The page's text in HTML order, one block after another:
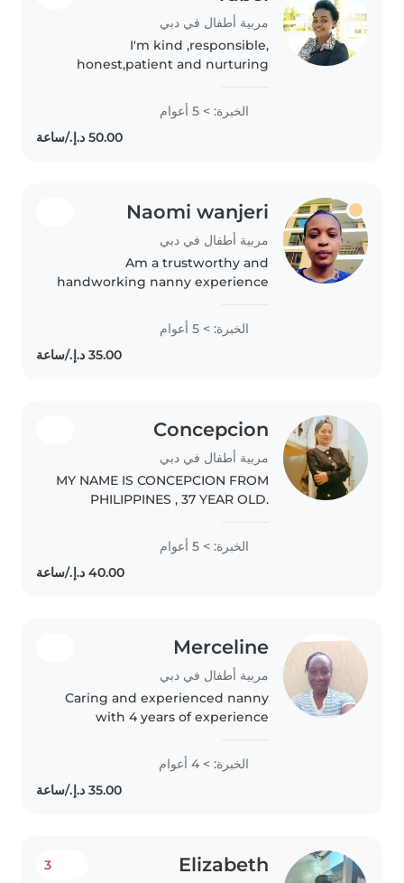
مربية أطفال في دبي
I'm kind ,responsible,
honest,patient and nurturing
imagination ,building routines
that help kids thrive .I'm an
experienced providing
الخبرة: > 5 أعوام
Naomi wanjeri
مربية أطفال في دبي
Am a trustworthy and
handworking nanny experience
worked in Saudi Qatar and
recently here in UAE I love kids I
took care of them as mine I also
الخبرة: > 5 أعوام
Concepcion
مربية أطفال في دبي
MY NAME IS CONCEPCION FROM
PHILIPPINES , 37 YEAR OLD.
IN DUBAI. LOOKING A JOB. I
HAVE EXPERIENCE FOR.5 YEARS ,
HOUSECHOLD CHORES LIKE
الخبرة: > 5 أعوام
Merceline
مربية أطفال في دبي
Caring and experienced nanny
with 4 years of experience
age children. First aid certified
and skilled in drawing, crafts,
الخبرة: > 4 أعوام
Elizabeth
3